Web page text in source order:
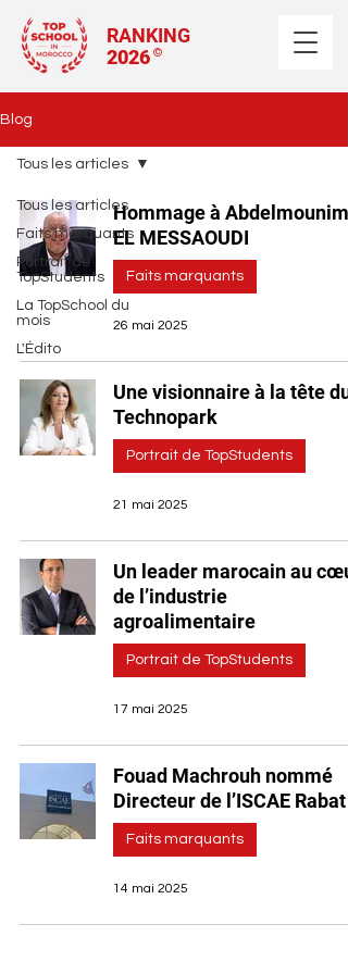
RANKING
2026 ©
Blog
Tous les articles
Faits marquants
Portrait de
TopStudents
La TopSchool du
mois
L'Édito
Tous les articles
Hommage à Abdelmounim
EL MESSAOUDI
Faits marquants
26 mai 2025
Une visionnaire à la tête du
Technopark
Portrait de TopStudents
21 mai 2025
Un leader marocain au
de l’industrie
agroalimentaire
Portrait de TopStudents
17 mai 2025
Fouad Machrouh nommé
Directeur de l’ISCAE Rabat
Faits marquants
14 mai 2025